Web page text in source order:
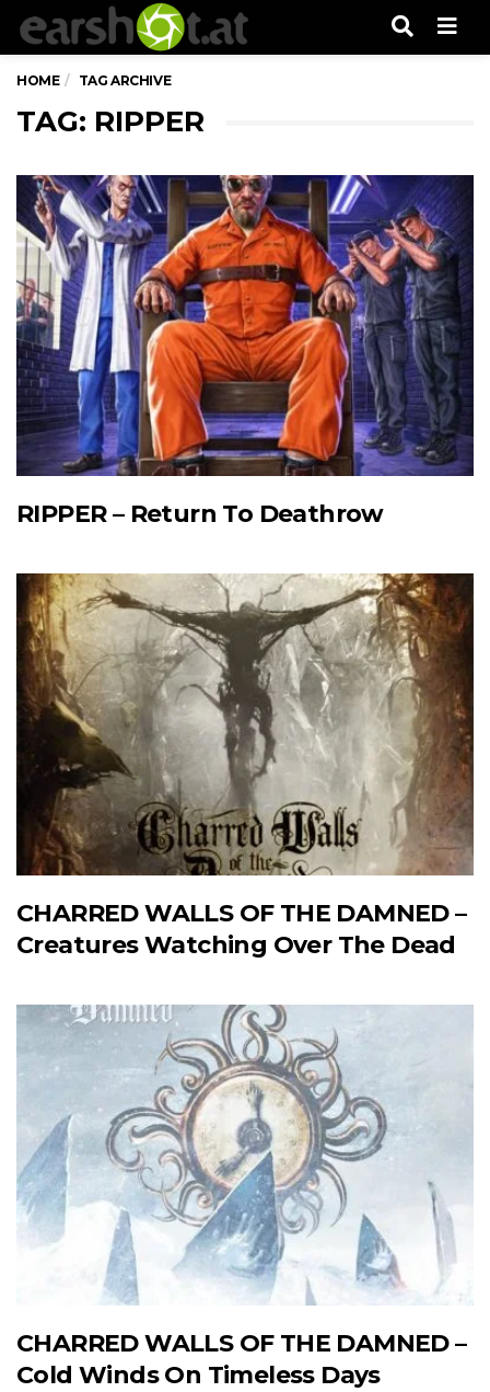
HOME TAG ARCHIVE
TAG: RIPPER
RIPPER – Return To Deathrow
CHARRED WALLS OF THE DAMNED –
Creatures Watching Over The Dead
CHARRED WALLS OF THE DAMNED –
Cold Winds On Timeless Days